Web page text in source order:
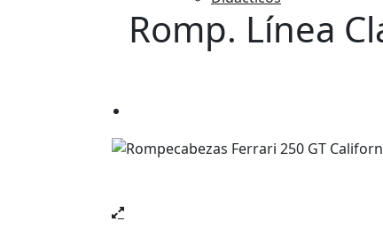
Romp. Línea